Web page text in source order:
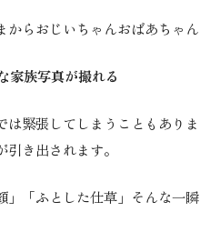
からおじいちゃんおばあちゃ
家族写真が撮れる
は緊張してしまうこともあり
き出されます。
」「ふとした仕草」そんな一